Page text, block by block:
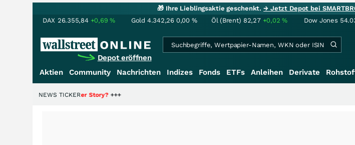
🎁 Ihre Lieblingsaktie geschenkt.→ Jetzt Depot bei
DAX 26.355,84 +0,69% Gold 4.342,26 0,00 % Öl (Brent) 82,27 +0,02% Dow Jones
Depot eröffnen
Aktien Community Nachrichten Indizes Fonds ETFs Anleihen Derivate
Hälfte der Story? +++
NEWS TICKER